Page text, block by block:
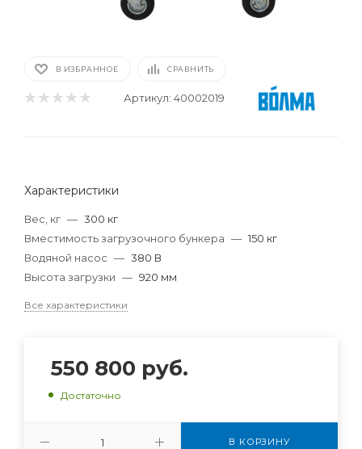
В ИЗБРАННОЕ СРАВНИТЬ
Артикул: 40002019
Характеристики
Вес, кг — 300 кг
Вместимость загрузочного бункера — 150 кг
Водяной насос — 380 В
Высота загрузки — 920 мм
Все характеристики
550 800 руб.
Достаточно
В КОРЗИНУ